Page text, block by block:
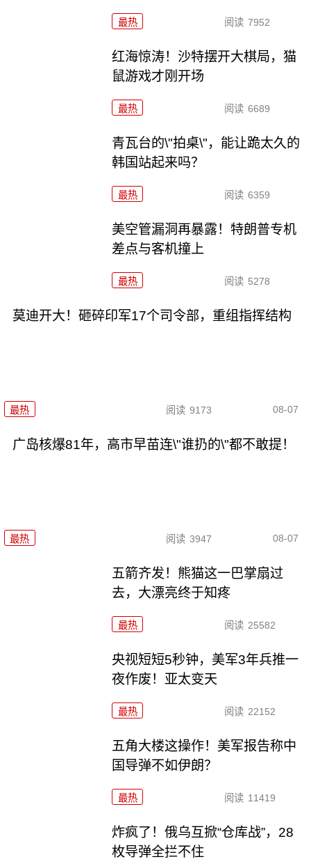
最热 阅读 7952
红海惊涛！沙特摆开大棋局，猫
鼠游戏才刚开场
最热 阅读 6689
青瓦台的\"拍桌\"，能让跪太久的
韩国站起来吗？
最热 阅读 6359
美空管漏洞再暴露！特朗普专机
差点与客机撞上
最热 阅读 5278
莫迪开大！砸碎印军17个司令部，重组指挥结构
最热 阅读 9173 08-07
广岛核爆81年，高市早苗连\"谁扔的\"都不敢提！
最热 阅读 3947 08-07
五箭齐发！熊猫这一巴掌扇过
去，大漂亮终于知疼
最热 阅读 25582
央视短短5秒钟，美军3年兵推一
夜作废！亚太变天
最热 阅读 22152
五角大楼这操作！美军报告称中
国导弹不如伊朗？
最热 阅读 11419
炸疯了！俄乌互掀“仓库战”，28
枚导弹全拦不住